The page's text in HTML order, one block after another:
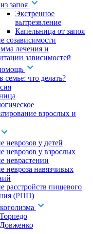
запоя
Экстренное
вытрезвление
Капельница от запоя
созависимости
лечения и
зависимостей
семье: что делать?
взрослых и
неврозов у детей
неврозов у взрослых
неврастении
невроза навязчивых
расстройств пищевого
(РПП)